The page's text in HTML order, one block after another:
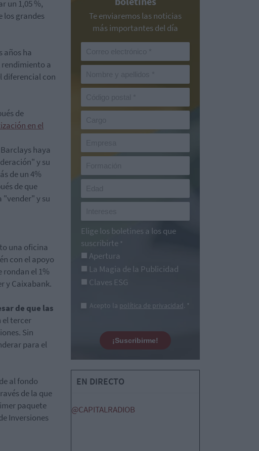
un 1,05 %,
los grandes
años ha
rendimiento a
diferencial con
de
en el
haya
y su
de un 4%
de que
"vender" y su
una oficina
con el apoyo
rondan el 1%
y Caixabank.
de que las
el tercer
Sin
para el
al fondo
de la que
paquete
Inversiones
Te enviaremos las noticias
más importantes del día
Elige los boletines a los que
suscribirte *
Apertura
La Magia de la Publicidad
Claves ESG
Acepto la política de privacidad. *
¡Suscribirme!
EN DIRECTO
@CAPITALRADIOB